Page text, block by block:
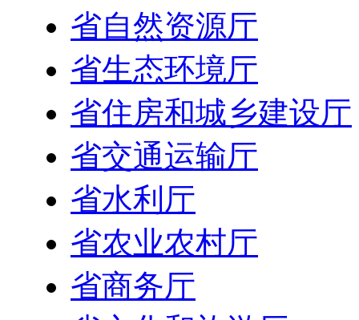
省自然资源厅
省生态环境厅
省住房和城乡建设厅
省交通运输厅
省水利厅
省农业农村厅
省商务厅